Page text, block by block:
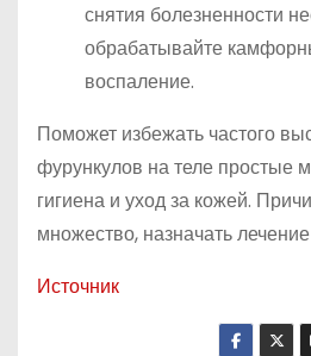
снятия болезненности
обрабатывайте
воспаление.
Поможет избежать частого
фурункулов на теле простые
гигиена и уход за кожей.
множество, назначать
Источник